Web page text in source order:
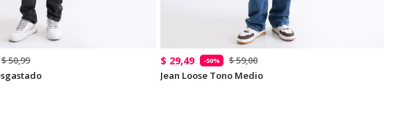
$ 50,99
$ 29,49 -50%
$ 59,00
Jean Loose Tono Medio